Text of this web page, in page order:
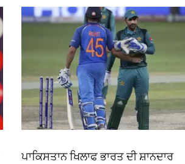
ਪਾਕਿਸਤਾਨ ਖਿਲਾਫ ਭਾਰਤ ਦੀ ਸ਼ਾਨਦਾਰ